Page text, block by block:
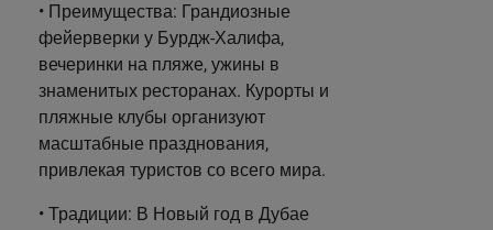
• Преимущества: Грандиозные
фейерверки у Бурдж-Халифа,
вечеринки на пляже, ужины в
знаменитых ресторанах. Курорты и
пляжные клубы организуют
масштабные празднования,
привлекая туристов со всего мира.
• Традиции: В Новый год в Дубае